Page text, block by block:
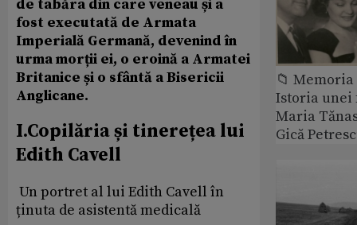
de tabăra din care veneau și a
fost executată de Armata
Imperială Germană, devenind în
urma morții ei, o eroină a Armatei
Britanice și o sfântă a Bisericii
Anglicane.
I.Copilăria și tinerețea lui
Edith Cavell
Un portret al lui Edith Cavell în
ținuta de asistentă medicală
📁
Istoria
Maria
Gică